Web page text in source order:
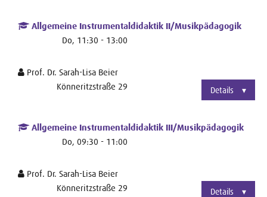
Allgemeine Instrumentaldidaktik II/Musikpädagogik
Do, 11:30 - 13:00
Prof. Dr. Sarah-Lisa Beier
Könneritzstraße 29
Details
Allgemeine Instrumentaldidaktik III/Musikpädagogik
Do, 09:30 - 11:00
Prof. Dr. Sarah-Lisa Beier
Könneritzstraße 29
Details